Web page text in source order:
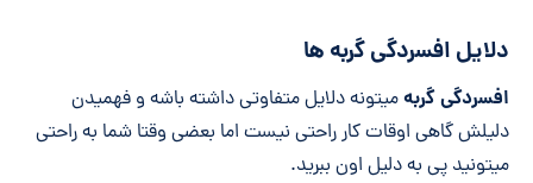
دلایل افسردگی گربه ها
افسردگی گربهمیتونه دلایل متفاوتی داشته باشه و فهمیدن
دلیلش گاهی اوقات کار راحتی نیست اما بعضی وقتا شما به راحتی
میتونید پی به دلیل اون ببرید.